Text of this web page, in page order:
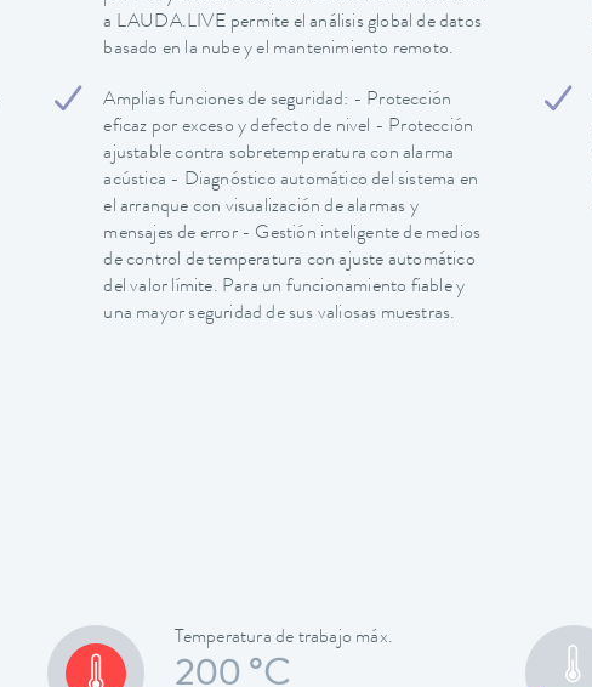
a LAUDA.LIVE permite el análisis global de datos
basado en la nube y el mantenimiento remoto.
Amplias funciones de seguridad: - Protección
eficaz por exceso y defecto de nivel - Protección
ajustable contra sobretemperatura con alarma
acústica - Diagnóstico automático del sistema en
el arranque con visualización de alarmas y
mensajes de error - Gestión inteligente de medios
de control de temperatura con ajuste automático
del valor límite. Para un funcionamiento fiable y
una mayor seguridad de sus valiosas muestras.
Temperatura de trabajo máx.
200 °C